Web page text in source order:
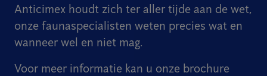
Anticimex houdt zich ter aller tijde aan de wet,
onze faunaspecialisten weten precies wat en
wanneer wel en niet mag.
Voor meer informatie kan u onze brochure